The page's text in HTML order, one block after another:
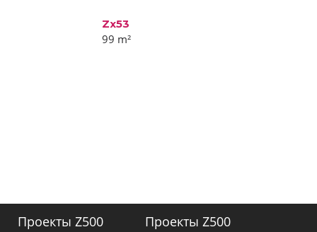
Zx53
99 m²
Проекты Z500 Проекты Z500